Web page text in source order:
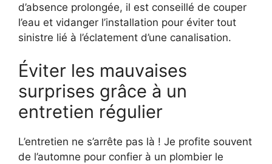
d’absence prolongée, il est conseillé de couper
l’eau et vidanger l’installation pour éviter tout
sinistre lié à l’éclatement d’une canalisation.
Éviter les mauvaises
surprises grâce à un
entretien régulier
L’entretien ne s’arrête pas là ! Je profite souvent
de l’automne pour confier à un plombier le